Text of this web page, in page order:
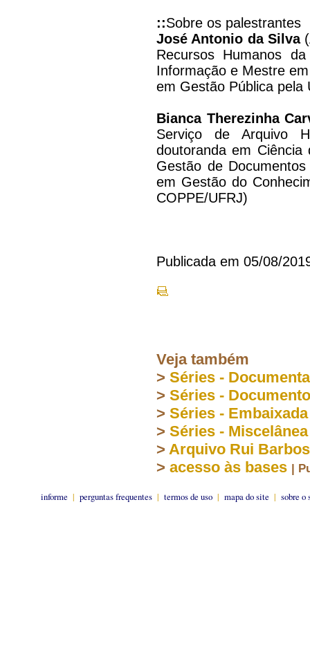
::Sobre os palestrantes
José Antonio da Silva
Recursos Humanos
Informação e Mestre
em Gestão Pública pela
Bianca Therezinha
Serviço de Arquivo
doutoranda em
Gestão de
em Gestão do
COPPE/UFRJ)
Publicada em 05/08/
Veja também
> Séries -
> Séries -
> Séries -
> Séries - Miscelânea
> Arquivo Rui
> acesso às bases |
informe | perguntas frequentes | termos de uso | mapa do site | sobre o